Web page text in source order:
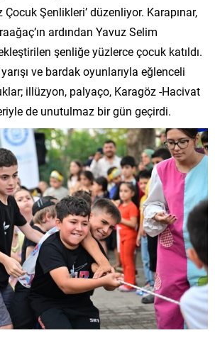
Çocuk Şenlikleri’ düzenliyor. Karapınar,
ardından Yavuz Selim
şenliğe yüzlerce çocuk katıldı.
ve bardak oyunlarıyla eğlenceli
illüzyon, palyaço, Karagöz -Hacivat
de unutulmaz bir gün geçirdi.